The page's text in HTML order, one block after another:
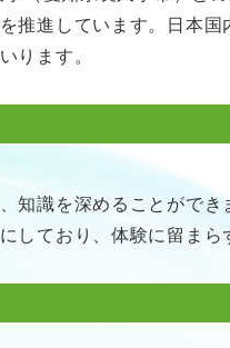
推進しています。日本
ります。
知識を深めることができ
しており、体験に留ま